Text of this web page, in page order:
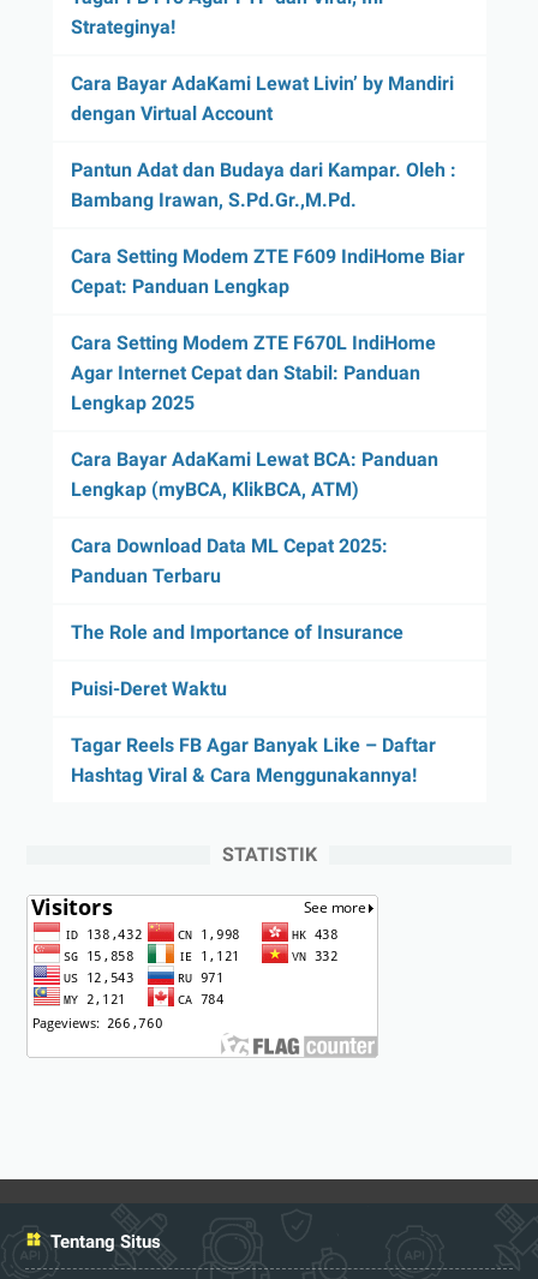
Strateginya!
Cara Bayar AdaKami Lewat Livin’ by Mandiri
dengan Virtual Account
Pantun Adat dan Budaya dari Kampar. Oleh :
Bambang Irawan, S.Pd.Gr.,M.Pd.
Cara Setting Modem ZTE F609 IndiHome Biar
Cepat: Panduan Lengkap
Cara Setting Modem ZTE F670L IndiHome
Agar Internet Cepat dan Stabil: Panduan
Lengkap 2025
Cara Bayar AdaKami Lewat BCA: Panduan
Lengkap (myBCA, KlikBCA, ATM)
Cara Download Data ML Cepat 2025:
Panduan Terbaru
The Role and Importance of Insurance
Puisi-Deret Waktu
Tagar Reels FB Agar Banyak Like – Daftar
Hashtag Viral & Cara Menggunakannya!
STATISTIK
Tentang Situs